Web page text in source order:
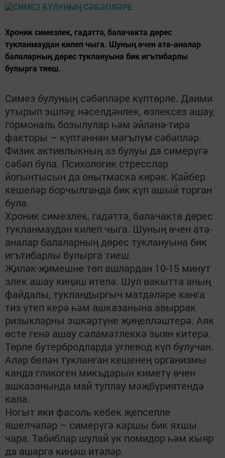
Хроник симезлек, гадәттә, балачакта дөрес
тукланмаудан килеп чыга. Шуның өчен ата-аналар
балаларның дөрес туклануына бик игътибарлы
булырга тиеш.
Симез булуның сәбәпләре күптөрле. Даими
утырып эшләү, нәселдәнлек, өзлексез ашау,
гормональ бозылулар һәм әйләнә-тирә
факторы – күптәннән мәгълүм сәбәпләр.
Физик активлыкның аз булуы да симерүгә
сәбәп була. Психологик стресслар
йогынтысын да онытмаска кирәк. Кайбер
кешеләр борчылганда бик күп ашый торган
була.
Хроник симезлек, гадәттә, балачакта дөрес
тукланмаудан килеп чыга. Шуның өчен ата-
аналар балаларның дөрес туклануына бик
игътибарлы булырга тиеш.
Җиләк-җимешне төп ашлардан 10-15 минут
элек ашау киңәш ителә. Шул вакытта аның
файдалы, тукландыргыч матдәләре канга
тиз үтеп керә һәм ашказанына авыррак
ризыкларны эшкәртүне җиңелләштерә. Аяк
өсте генә ашау сәламәтлеккә зыян китерә.
Төрле бутербродларда углевод күп булучан.
Алар белән тукланган кешенең организмы
канда гликоген микъдарын киметү өчен
ашказанында май туплау мәҗбүриятендә
кала.
Ногыт яки фасоль кебек җепселле
яшелчәләр – симерүгә каршы бик яхшы
чара. Табиблар шулай ук помидор һәм кыяр
да ашарга киңәш итәләр.